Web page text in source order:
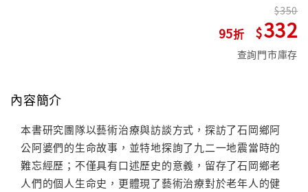
95
350
332
查詢門市庫存
內容簡介
本書研究團隊以藝術治療與訪談方式，探訪了石岡鄉阿
公阿婆們的生命故事，並特地探詢了九二一地震當時的
難忘經歷；不僅具有口述歷史的意義，留存了石岡鄉老
人們的個人生命史，更體現了藝術治療對於老年人的健